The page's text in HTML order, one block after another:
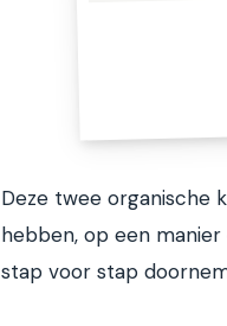
Deze twee organische
hebben, op een
stap voor stap